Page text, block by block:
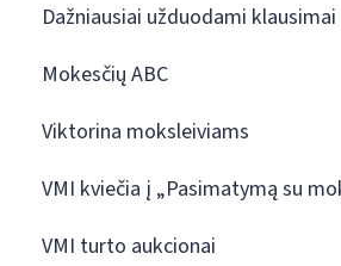
Dažniausiai užduodami klausimai
Mokesčių ABC
Viktorina moksleiviams
VMI kviečia į „Pasimatymą su
VMI turto aukcionai